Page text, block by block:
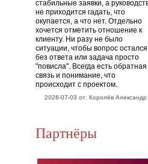
стабильные заявки, а
не приходится гадать, что
окупается, а что нет. Отдельно
хочется отметить отношение к
клиенту. Ни разу не было
ситуации, чтобы вопрос остался
без ответа или задача просто
"повисла". Всегда есть обратная
связь и понимание, что
происходит с проектом.
2026-07-03 от: Королёв Александр
Партнёры